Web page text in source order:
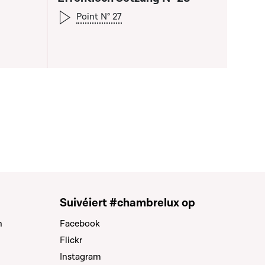
liste qui précède
Point N° 27
Suivéiert #chambrelux op
Facebook
Flickr
Instagram